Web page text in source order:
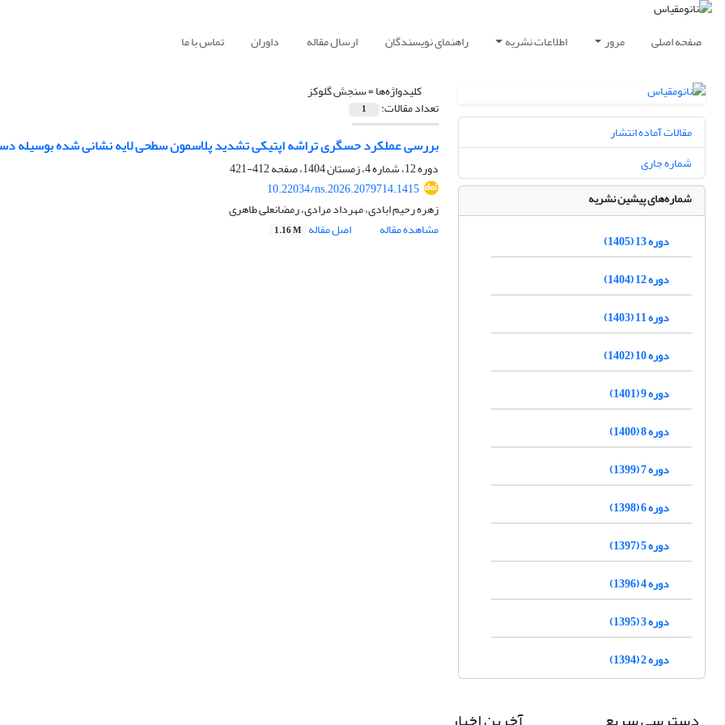
صفحه اصلی مرور اطلاعات نشریه راهنمای نویسندگان ارسال مقاله داوران تماس با ما
کلیدواژه‌ها =سنجش گلوکز
تعداد مقالات: 1
بررسی عملکرد حسگری تراشه اپتیکی تشدید پلاسمون سطحی لایه ‎نشانی شده بوسیله دستگاه تبخیر حرارتی: کاربرد در سنجش گلوکز
دوره 12، شماره 4، زمستان 1404، صفحه
412-421
10.22034/ns.2026.2079714.1415
زهره رحیم ابادی، مهرداد مرادی، رمضانعلی طاهری
مشاهده مقاله
اصل مقاله 1.16 M
مقالات آماده انتشار
شماره جاری
شماره‌های پیشین نشریه
دوره 13 (1405)
دوره 12 (1404)
دوره 11 (1403)
دوره 10 (1402)
دوره 9 (1401)
دوره 8 (1400)
دوره 7 (1399)
دوره 6 (1398)
دوره 5 (1397)
دوره 4 (1396)
دوره 3 (1395)
دوره 2 (1394)